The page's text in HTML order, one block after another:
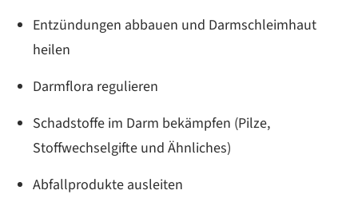
Entzündungen abbauen und Darmschleimhaut
heilen
Darmflora regulieren
Schadstoffe im Darm bekämpfen (Pilze,
Stoffwechselgifte und Ähnliches)
Abfallprodukte ausleiten